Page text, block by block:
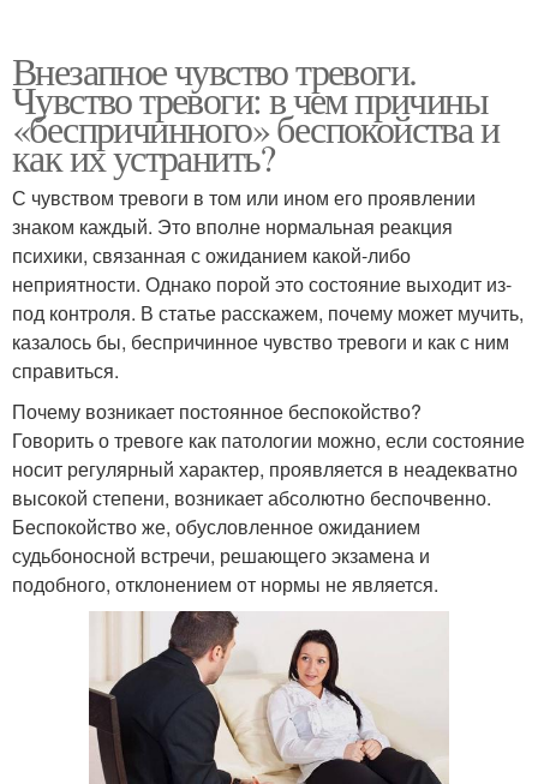
Внезапное чувство тревоги.
Чувство тревоги: в чем причины
«беспричинного» беспокойства и
как их устранить?
С чувством тревоги в том или ином его проявлении
знаком каждый. Это вполне нормальная реакция
психики, связанная с ожиданием какой-либо
неприятности. Однако порой это состояние выходит из-
под контроля. В статье расскажем, почему может мучить,
казалось бы, беспричинное чувство тревоги и как с ним
справиться.
Почему возникает постоянное беспокойство?
Говорить о тревоге как патологии можно, если состояние
носит регулярный характер, проявляется в неадекватно
высокой степени, возникает абсолютно беспочвенно.
Беспокойство же, обусловленное ожиданием
судьбоносной встречи, решающего экзамена и
подобного, отклонением от нормы не является.